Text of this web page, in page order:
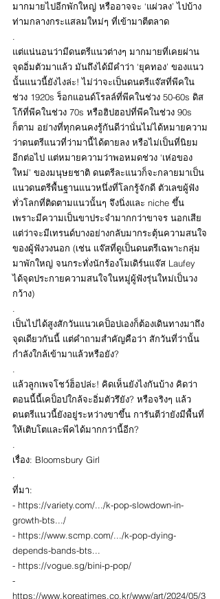
มากมายไปอีกพักใหญ่ หรืออาจจะ ‘แผ่วลง’ ไปบ้าง
ท่ามกลางกระแสลมใหม่ๆ ที่เข้ามาตีตลาด
.
แต่แน่นอนว่ามีดนตรีแนวต่างๆ มากมายที่เคยผ่าน
จุดอิ่มตัวมาแล้ว มันถึงได้มีคำว่า ‘ยุคทอง’ ของแนว
นั้นแนวนี้ยังไงล่ะ! ไม่ว่าจะเป็นดนตรีแจ๊สที่พีคใน
ช่วง 1920s ร็อกแอนด์โรลล์ที่พีคในช่วง 50-60s ดิส
โก้ที่พีคในช่วง 70s หรือฮิปฮอปที่พีคในช่วง 90s
ก็ตาม อย่างที่ทุกคนคงรู้กันดีว่านั่นไม่ได้หมายความ
ว่าดนตรีแนวที่ว่ามานี้ได้ตายลง หรือไม่เป็นที่นิยม
อีกต่อไป แต่หมายความว่าพอหมดช่วง ‘เห่อของ
ใหม่’ ของมนุษยชาติ ดนตรีละแนวก็จะกลายมาเป็น
แนวดนตรีพื้นฐานแนวหนึ่งที่โลกรู้จักดี ตัวเลขผู้ฟัง
ทั่วโลกที่ติดตามแนวนั้นๆ จึงนิ่งและ niche ขึ้น
เพราะมีความเป็นขาประจำมากกว่าขาจร นอกเสีย
แต่ว่าจะมีเทรนด์บางอย่างกลับมากระตุ้นความสนใจ
ของผู้ฟังวงนอก (เช่น แจ๊สที่ดูเป็นดนตรีเฉพาะกลุ่ม
มาพักใหญ่ จนกระทั่งนักร้องโมเดิร์นแจ๊ส Laufey
ได้จุดประกายความสนใจในหมู่ผู้ฟังรุ่นใหม่เป็นวง
กว้าง)
.
เป็นไปได้สูงสักวันแนวเคป็อปเองก็ต้องเดินทางมาถึง
จุดเดียวกันนี้ แต่คำถามสำคัญคือว่า สักวันที่ว่านั้น
กำลังใกล้เข้ามาแล้วหรือยัง?
.
แล้วลูกเพจโชว์ฮ็อปล่ะ! คิดเห็นยังไงกันบ้าง คิดว่า
ตอนนี้นี้เคป็อปใกล้จะอิ่มตัวรึยัง? หรือจริงๆ แล้ว
ดนตรีแนวนี้ยังอยู่ระหว่างขาขึ้น การันตีว่ายังมีพื้นที่
ให้เติบโตและพีคได้มากกว่านี้อีก?
.
เรื่อง: Bloomsbury Girl
.
ที่มา:
- https://variety.com/.../k-pop-slowdown-in-
growth-bts.../
- https://www.scmp.com/.../k-pop-dying-
depends-bands-bts...
- https://vogue.sg/bini-p-pop/
-
https://www.koreatimes.co.kr/www/art/2024/05/3